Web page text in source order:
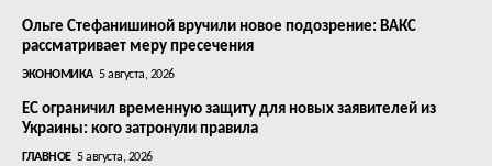
Ольге Стефанишиной вручили новое подозрение: ВАКС
рассматривает меру пресечения
ЭКОНОМИКА 5 августа, 2026
ЕС ограничил временную защиту для новых заявителей из
Украины: кого затронули правила
ГЛАВНОЕ 5 августа, 2026